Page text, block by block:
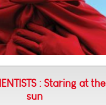
: Staring at the
sun